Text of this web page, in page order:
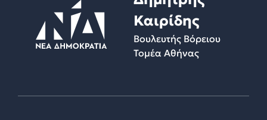
Καιρίδης
Βουλευτής Βόρειου
Τομέα Αθήνας